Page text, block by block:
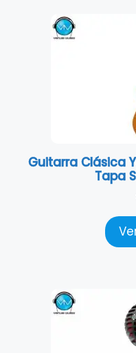
Guitarra Clásica
Tapa